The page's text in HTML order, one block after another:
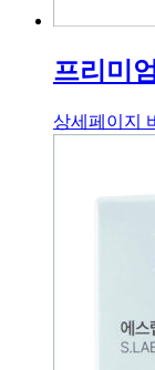
프리미
상세페이지